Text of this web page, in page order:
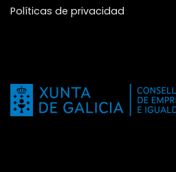
Políticas de privacidad